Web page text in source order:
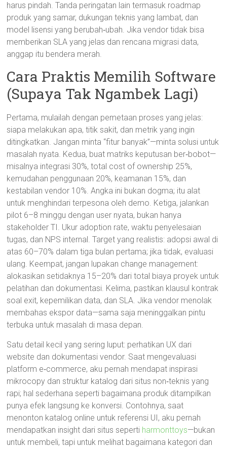
harus pindah. Tanda peringatan lain termasuk roadmap
produk yang samar, dukungan teknis yang lambat, dan
model lisensi yang berubah‑ubah. Jika vendor tidak bisa
memberikan SLA yang jelas dan rencana migrasi data,
anggap itu bendera merah.
Cara Praktis Memilih Software
(Supaya Tak Ngambek Lagi)
Pertama, mulailah dengan pemetaan proses yang jelas:
siapa melakukan apa, titik sakit, dan metrik yang ingin
ditingkatkan. Jangan minta “fitur banyak”—minta solusi untuk
masalah nyata. Kedua, buat matriks keputusan ber‑bobot—
misalnya integrasi 30%, total cost of ownership 25%,
kemudahan penggunaan 20%, keamanan 15%, dan
kestabilan vendor 10%. Angka ini bukan dogma; itu alat
untuk menghindari terpesona oleh demo. Ketiga, jalankan
pilot 6–8 minggu dengan user nyata, bukan hanya
stakeholder TI. Ukur adoption rate, waktu penyelesaian
tugas, dan NPS internal. Target yang realistis: adopsi awal di
atas 60–70% dalam tiga bulan pertama; jika tidak, evaluasi
ulang. Keempat, jangan lupakan change management:
alokasikan setidaknya 15–20% dari total biaya proyek untuk
pelatihan dan dokumentasi. Kelima, pastikan klausul kontrak
soal exit, kepemilikan data, dan SLA. Jika vendor menolak
membahas ekspor data—sama saja meninggalkan pintu
terbuka untuk masalah di masa depan.
Satu detail kecil yang sering luput: perhatikan UX dari
website dan dokumentasi vendor. Saat mengevaluasi
platform e‑commerce, aku pernah mendapat inspirasi
mikrocopy dan struktur katalog dari situs non‑teknis yang
rapi; hal sederhana seperti bagaimana produk ditampilkan
punya efek langsung ke konversi. Contohnya, saat
menonton katalog online untuk referensi UI, aku pernah
mendapatkan insight dari situs seperti harmonttoys—bukan
untuk membeli, tapi untuk melihat bagaimana kategori dan